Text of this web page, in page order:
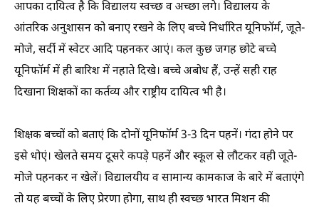
आपका दायित्व है कि विद्यालय स्वच्छ व अच्छा लगे। विद्यालय के
आंतरिक अनुशासन को बनाए रखने के लिए बच्चे निर्धारित यूनिफॉर्म, जूते-
मोजे, सर्दी में स्वेटर आदि पहनकर आएं। कल कुछ जगह छोटे बच्चे
यूनिफॉर्म में ही बारिश में नहाते दिखे। बच्चे अबोध हैं, उन्हें सही राह
दिखाना शिक्षकों का कर्तव्य और राष्ट्रीय दायित्व भी है।
शिक्षक बच्चों को बताएं कि दोनों यूनिफॉर्म 3-3 दिन पहनें। गंदा होने पर
इसे धोएं। खेलते समय दूसरे कपड़े पहनें और स्कूल से लौटकर वही जूते-
मोजे पहनकर न खेलें। विद्यालयीय व सामान्य कामकाज के बारे में बताएंगे
तो यह बच्चों के लिए प्रेरणा होगा, साथ ही स्वच्छ भारत मिशन की